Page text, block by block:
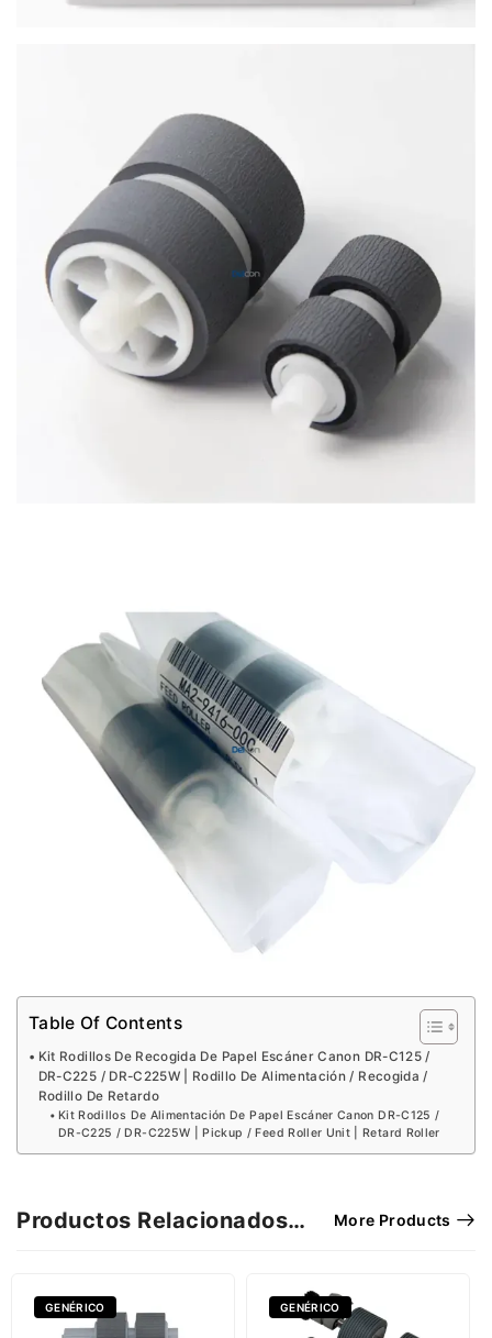
Table Of Contents
Kit Rodillos De Recogida De Papel Escáner Canon DR-C125 /
DR-C225 / DR-C225W | Rodillo De Alimentación / Recogida /
Rodillo De Retardo
Kit Rodillos De Alimentación De Papel Escáner Canon DR-C125 /
DR-C225 / DR-C225W | Pickup / Feed Roller Unit | Retard Roller
Productos Relacionados… More Products
GENÉRICO GENÉRICO